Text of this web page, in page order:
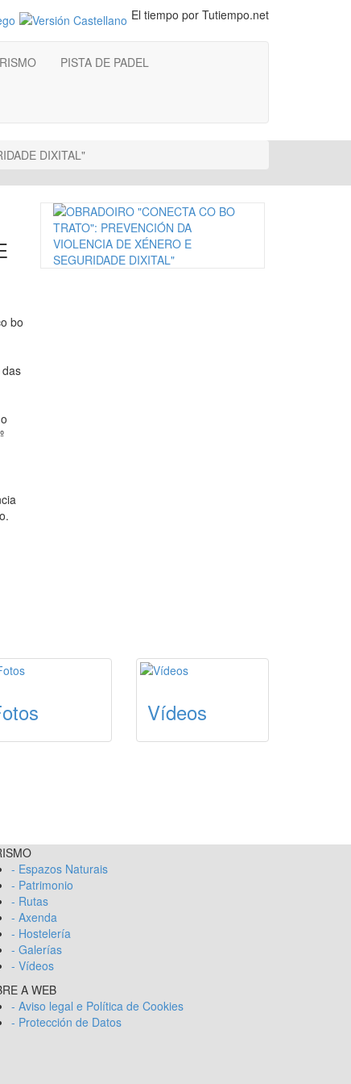
El tiempo por Tutiempo.net
PISTA DE PADEL
DIXITAL"
bo
Vídeos
- Espazos Naturais
- Patrimonio
- Rutas
- Axenda
- Hostelería
- Galerías
- Vídeos
A WEB
- Aviso legal e Política de Cookies
- Protección de Datos